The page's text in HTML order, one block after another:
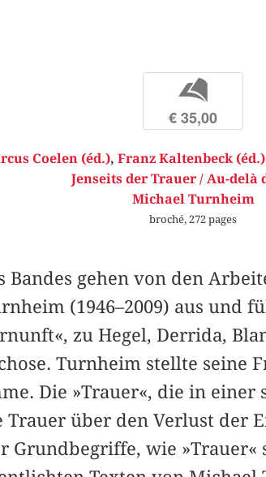
b
€ 35,00
Coelen (éd.), Franz Kaltenbeck (éd.)
Jenseits der Trauer / Au-delà
Michael Turnheim
broché, 272 pages
Bandes gehen von den
(1946–2009) aus und
zu Hegel, Derrida,
Turnheim stellte seine
Die »Trauer«, die in einer
Trauer über den Verlust der
Grundbegriffe, wie »Trauer«